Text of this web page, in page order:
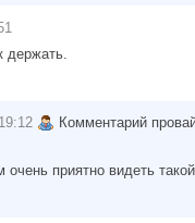
Комментарий
приятно видеть